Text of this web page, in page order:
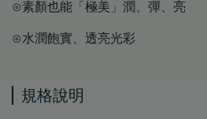
⊙素顏也能「極美」潤、彈、亮
⊙水潤飽實、透亮光彩
規格說明